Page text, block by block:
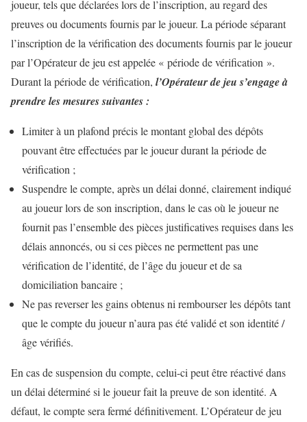
joueur, tels que déclarées lors de l’inscription, au regard des
preuves ou documents fournis par le joueur. La période séparant
l’inscription de la vérification des documents fournis par le joueur
par l’Opérateur de jeu est appelée « période de vérification ».
Durant la période de vérification, l’Opérateur de jeu s’engage à
prendre les mesures suivantes :
Limiter à un plafond précis le montant global des dépôts
pouvant être effectuées par le joueur durant la période de
vérification ;
Suspendre le compte, après un délai donné, clairement indiqué
au joueur lors de son inscription, dans le cas où le joueur ne
fournit pas l’ensemble des pièces justificatives requises dans les
délais annoncés, ou si ces pièces ne permettent pas une
vérification de l’identité, de l’âge du joueur et de sa
domiciliation bancaire ;
Ne pas reverser les gains obtenus ni rembourser les dépôts tant
que le compte du joueur n’aura pas été validé et son identité /
âge vérifiés.
En cas de suspension du compte, celui-ci peut être réactivé dans
un délai déterminé si le joueur fait la preuve de son identité. A
défaut, le compte sera fermé définitivement. L’Opérateur de jeu